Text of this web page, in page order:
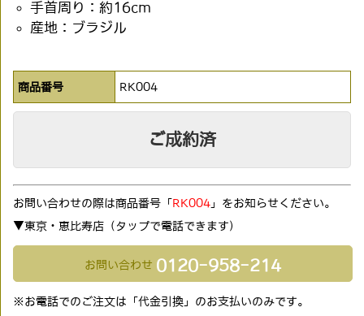
手首周り：約16cm
産地：ブラジル
商品番号 RK004
ご成約済
お問い合わせの際は商品番号「 RK004」をお知らせください。
▼東京・恵比寿店（タップで電話できます)
お問い合わせ 0120-958-214
※お電話でのご注文は「代金引換」のお支払いのみです。